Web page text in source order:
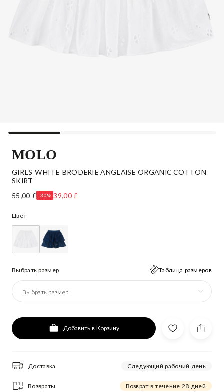
MOLO
GIRLS WHITE BRODERIE ANGLAISE ORGANIC COTTON
SKIRT
55,00 £ -30% 39,00 £
Цвет
Выбрать размер Таблица размеров
Выбрать размер
Добавить в Корзину
Доставка Следующий рабочий день
Возвраты Возврат в течение 28 дней